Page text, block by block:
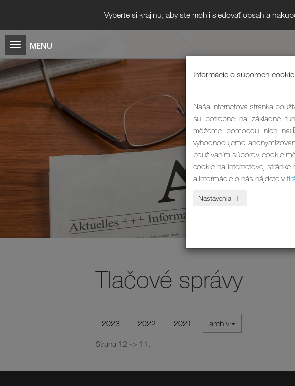
Vyberte si krajinu, aby ste mohli sledovať obsah a
Tlačové správy
2023 2022 2021 archív
Strana 12 -> 11.
Informácie o súboroch cookie
Naša internetová stránka
sú potrebné na základné
môžeme pomocou nich
vyhodnocujeme
používaním súborov cookie
cookie na internetovej
a informácie o nás nájdete v
Nastavenia